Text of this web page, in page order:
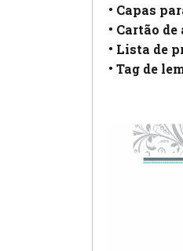
• Capas
• Cartão
• Lista de
• Tag de